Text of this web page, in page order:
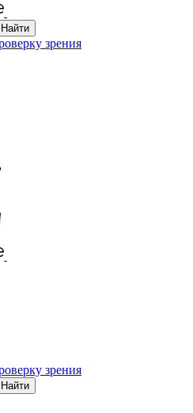
зрения
зрения